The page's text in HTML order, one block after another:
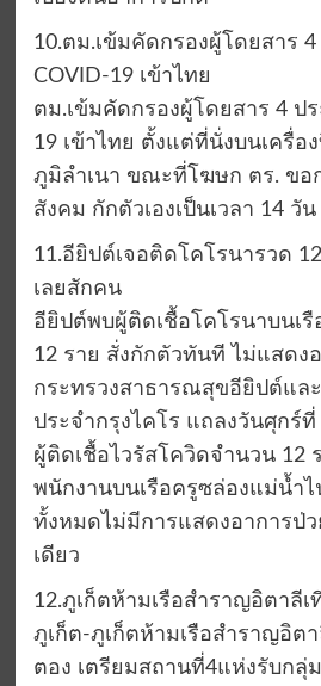
10.ตม.เข้มคัดกรองผู้โดยสาร 4
COVID-19 เข้าไทย
ตม.เข้มคัดกรองผู้โดยสาร 4 ปร
19 เข้าไทย ตั้งแต่ที่นั่งบนเครื่
ภูมิลำเนา ขณะที่โฆษก ตร. ขอ
สังคม กักตัวเองเป็นเวลา 14 วัน
11.อียิปต์เจอติดโคโรนารวด
เลยสักคน
อียิปต์พบผู้ติดเชื้อโคโรนาบนเ
12 ราย สั่งกักตัวทันที ไม่แสดง
กระทรวงสาธารณสุขอียิปต์แล
ประจำกรุงไคโร แถลงวันศุกร์
ผู้ติดเชื้อไวรัสโควิดจำนวน 12
พนักงานบนเรือครูซล่องแม่น้ำ
ทั้งหมดไม่มีการแสดงอาการป่
เดียว
12.ภูเก็ตห้ามเรือสำราญอิตาลี
ภูเก็ต-ภูเก็ตห้ามเรือสำราญอิต
ตอง เตรียมสถานที่4แห่งรับกลุ่